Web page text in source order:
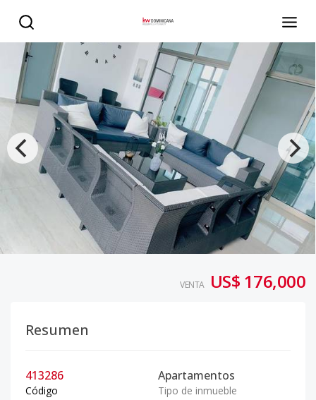
VENTA US$ 176,000
Resumen
413286
Código
Apartamentos
Tipo de inmueble